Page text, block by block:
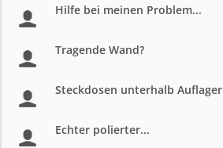
Hilfe bei meinen Problem...
Tragende Wand?
Steckdosen unterhalb Auflager
Echter polierter...